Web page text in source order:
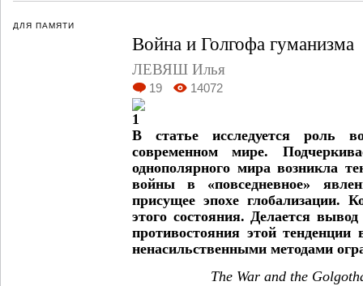
ДЛЯ ПАМЯТИ
Война и Голгофа гуманизма
ЛЕВЯШ Илья
19 14072
В статье исследуется роль
современном мире.
однополярного мира возникла
войны в «повседневное»
присущее эпохе глобализации.
этого состояния. Делается
противостояния этой тенденции
ненасильственными методами
The War and the